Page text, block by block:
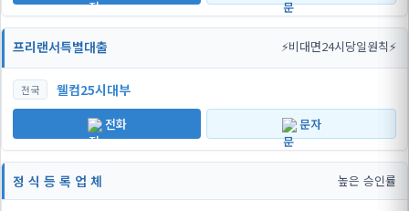
프리랜서특별대출 ⚡비대면24시당일원칙⚡
전국 웰컴25시대부
전화 문자
정 식 등 록 업 체 높은 승인률